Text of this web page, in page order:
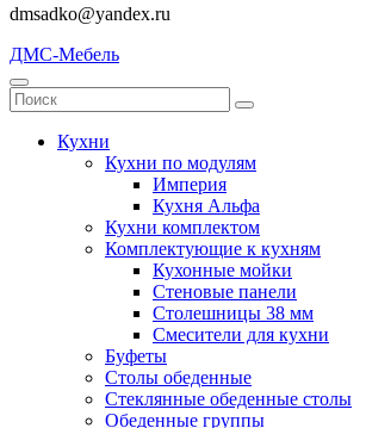
dmsadko@yandex.ru
ДМС-Мебель
Кухни
Кухни по модулям
Империя
Кухня Альфа
Кухни комплектом
Комплектующие к кухням
Кухонные мойки
Стеновые панели
Столешницы 38 мм
Смесители для кухни
Буфеты
Столы обеденные
Стеклянные обеденные столы
Обеденные группы